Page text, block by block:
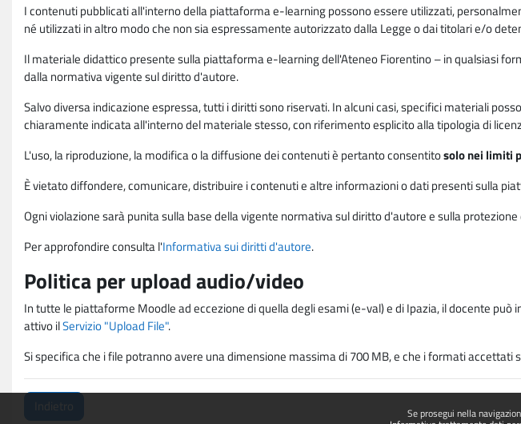
Se prosegui nella
I contenuti pubblicati all'interno della piattaforma e-learning possono essere utilizzati,
né utilizzati in altro modo che non sia espressamente autorizzato dalla Legge o dai titolari e/o
Il materiale didattico presente sulla piattaforma e-learning dell'Ateneo Fiorentino – in qualsiasi
dalla normativa vigente sul diritto d'autore.
Salvo diversa indicazione espressa, tutti i diritti sono riservati. In alcuni casi, specifici materiali
chiaramente indicata all'interno del materiale stesso, con riferimento esplicito alla tipologia di
L'uso, la riproduzione, la modifica o la diffusione dei contenuti è pertanto consentitosolo nei limiti
È vietato diffondere, comunicare, distribuire i contenuti e altre informazioni o dati presenti sulla
Ogni violazione sarà punita sulla base della vigente normativa sul diritto d'autore e sulla
Per approfondire consulta l'Informativa sui diritti d'autore.
Politica per upload audio/video
In tutte le piattaforme Moodle ad eccezione di quella degli esami (e-val) e di Ipazia, il docente
attivo ilServizio "Upload File".
Si specifica che i file potranno avere una dimensione massima di 700 MB, e che i formati
Indietro